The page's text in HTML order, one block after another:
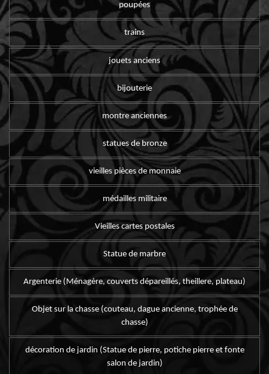
poupées
trains
jouets anciens
bijouterie
montre anciennes
statues de bronze
vieilles pièces de monnaie
médailles militaire
Vieilles cartes postales
Statue de marbre
Argenterie (Ménagère, couverts dépareillés, theillere, plateau)
Objet sur la chasse (couteau, dague ancienne, trophée de
chasse)
décoration de jardin (Statue de pierre, potiche pierre et fonte
salon de jardin)